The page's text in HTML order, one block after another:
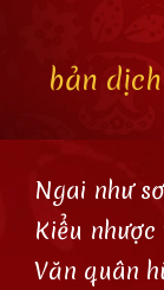
bản
Ngai như
Kiểu
Văn quân